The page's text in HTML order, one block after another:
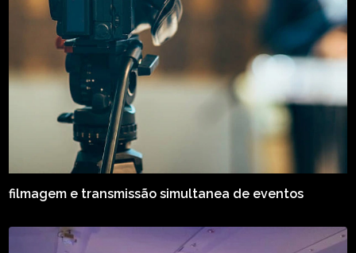
filmagem e transmissão simultanea de eventos